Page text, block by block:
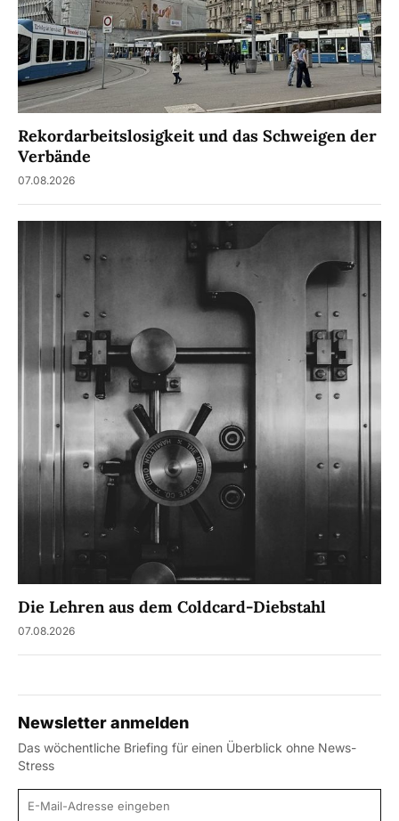
Rekordarbeitslosigkeit und das Schweigen der
Verbände
07.08.2026
Die Lehren aus dem Coldcard-Diebstahl
07.08.2026
Newsletter anmelden
Das wöchentliche Briefing für einen Überblick ohne News-
Stress
E-Mail-Adresse